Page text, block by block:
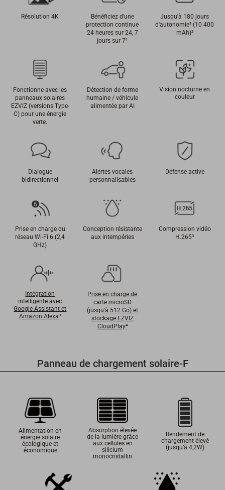
Résolution 4K
Bénéficiez d'une
protection continue
24 heures sur 24, 7
jours sur 7¹
Jusqu'à 180 jours
d'autonomie¹ (10 400
mAh)²
Fonctionne avec les
panneaux solaires
EZVIZ (versions Type-
C) pour une énergie
verte.
Détection de forme
humaine / véhicule
alimentée par AI
Vision nocturne en
couleur
Dialogue
bidirectionnel
Alertes vocales
personnalisables
Défense active
Prise en charge du
réseau Wi-Fi 6 (2,4
GHz)
Conception résistante
aux intempéries
Compression vidéo
H.265³
Intégration
intelligente avec
Google Assistant et
Amazon Alexa³
Prise en charge de
carte microSD
(jusqu'à 512 Go) et
stockage EZVIZ
CloudPlay⁴
Panneau de chargement solaire-F
Alimentation en
énergie solaire
écologique et
économique
Absorption élevée
de la lumière grâce
aux cellules en
silicium
monocristallin
Rendement de
chargement élevé
(jusqu’à 4,2W)